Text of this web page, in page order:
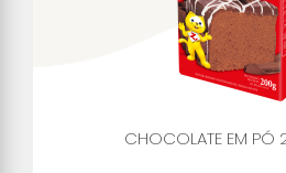
CHOCOLATE EM PÓ